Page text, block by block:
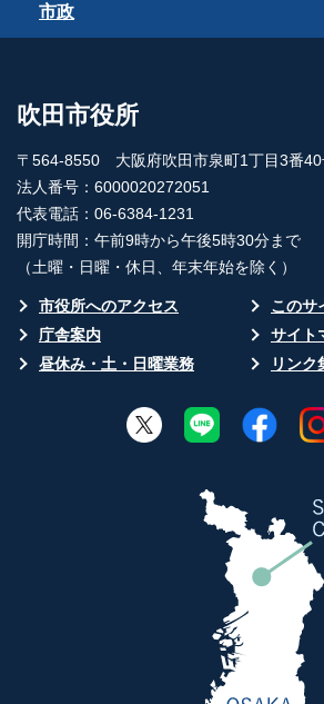
市政
吹田市役所
〒564-8550 大阪府吹田市泉町1丁目3番40
法人番号：6000020272051
代表電話：06-6384-1231
開庁時間：午前9時から午後5時30分まで
（土曜・日曜・休日、年末年始を除く）
市役所へのアクセス
このサ
庁舎案内
サイト
昼休み・土・日曜業務
リンク